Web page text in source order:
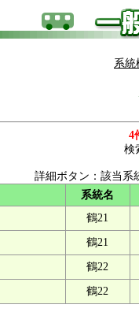
系統
4
検
詳細ボタン：該当系
系統名
鶴21
鶴21
鶴22
鶴22